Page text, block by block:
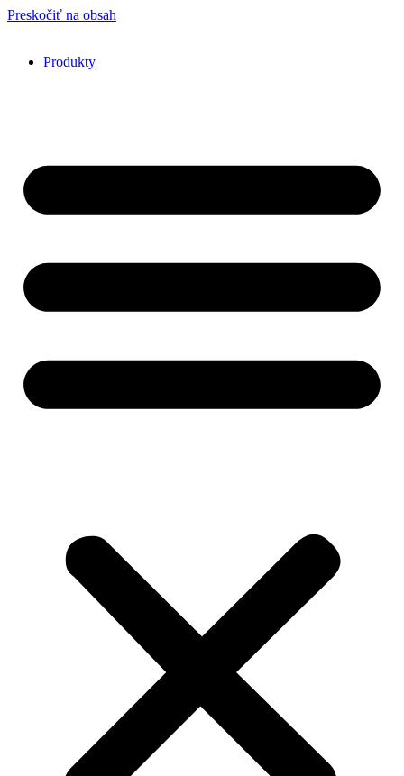
Preskočiť na obsah
Produkty